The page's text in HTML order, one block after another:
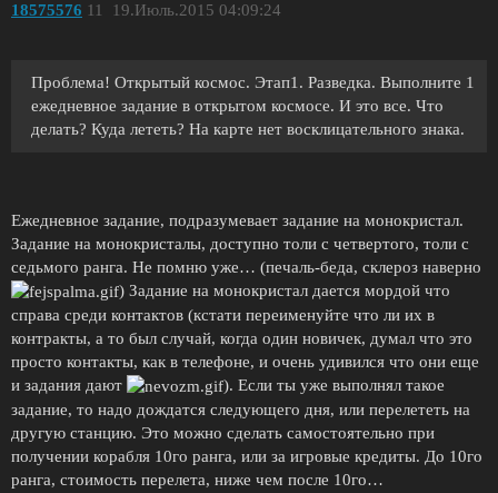
18575576 19.Июль.2015 04:09:24
11
Проблема! Открытый космос. Этап1. Разведка. Выполните 1
ежедневное задание в открытом космосе. И это все. Что
делать? Куда лететь? На карте нет восклицательного знака.
Ежедневное задание, подразумевает задание на монокристал.
Задание на монокристалы, доступно толи с четвертого, толи с
седьмого ранга. Не помню уже… (печаль-беда, склероз наверно
) Задание на монокристал дается мордой что
справа среди контактов (кстати переименуйте что ли их в
контракты, а то был случай, когда один новичек, думал что это
просто контакты, как в телефоне, и очень удивился что они еще
и задания дают
). Если ты уже выполнял такое
задание, то надо дождатся следующего дня, или перелететь на
другую станцию. Это можно сделать самостоятельно при
получении корабля 10го ранга, или за игровые кредиты. До 10го
ранга, стоимость перелета, ниже чем после 10го…